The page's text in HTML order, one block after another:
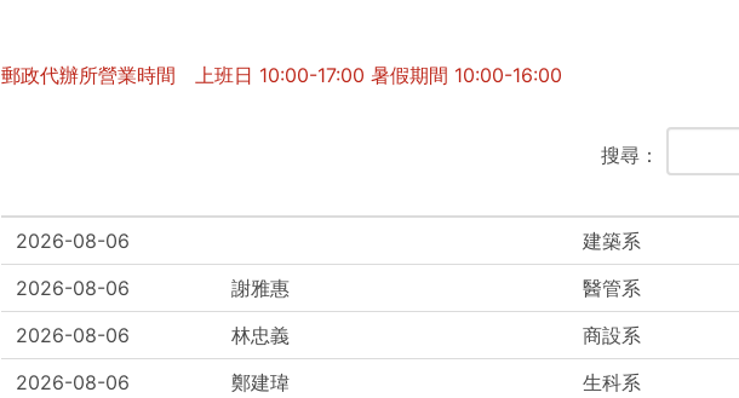
郵政代辦所營業時間 上班日 10:00-17:00 暑假期間 10:00-16:00
搜尋：
2026-08-06
建築系
2026-08-06
謝雅惠
醫管系
2026-08-06
林忠義
商設系
2026-08-06
鄭建瑋
生科系